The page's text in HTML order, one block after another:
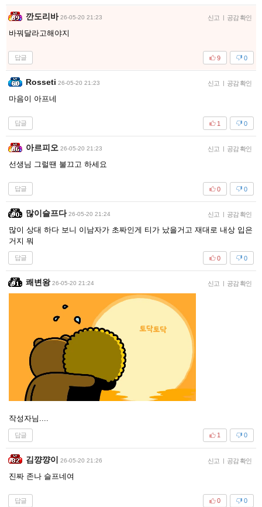
깐도리바 26-05-20 21:23 신고 | 공감 확인
바꿔달라고해야지
답글 0
9
Rosseti 26-05-20 21:23 신고 | 공감 확인
마음이 아프네
답글 0
1
아르피오 26-05-20 21:23 신고 | 공감 확인
선생님 그럴땐 불끄고 하세요
답글 0
0
많이슬프다 26-05-20 21:24 신고 | 공감 확인
많이 상대 하다 보니 이남자가 초짜인게 티가 났을거고 재대로 내상 입은
거지 뭐
답글 0
0
쾌변왕 26-05-20 21:24 신고 | 공감 확인
작성자님....
답글 0
1
김꺙꺙이 26-05-20 21:26 신고 | 공감 확인
진짜 존나 슬프네여
답글 0
0